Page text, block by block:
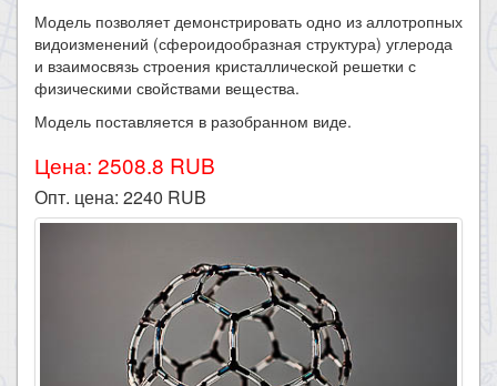
Модель позволяет демонстрировать одно из аллотропных
видоизменений (сфероидообразная структура) углерода
и взаимосвязь строения кристаллической решетки с
физическими свойствами вещества.
Модель поставляется в разобранном виде.​
Цена: 2508.8 RUB
Опт. цена: 2240 RUB